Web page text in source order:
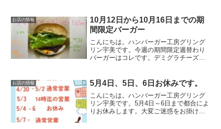
お店の情報
10月12日から10月16日までの期
間限定バーガー
こんにちは。ハンバーガー工房グリング
リン宇美です。今週の期間限定週替わり
バーガーはコレです。デミグラチーズバ
ンUMI秘伝のデミグラスソースをかけレ
タスとバンズで挟んだら美...
お店の情報 5月4日、5日、6日お休みです。
こんにちは。ハンバーガー工房グリング
リン宇美です。5月4日～6日まで都合によ
りお休みします。大変ご迷惑をお掛けし